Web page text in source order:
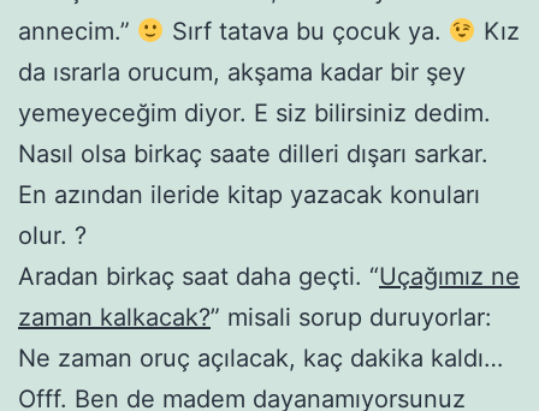
annecim.”
Sırf tatava bu çocuk ya.
Kız
da ısrarla orucum, akşama kadar bir şey
yemeyeceğim diyor. E siz bilirsiniz dedim.
Nasıl olsa birkaç saate dilleri dışarı sarkar.
En azından ileride kitap yazacak konuları
olur. ?
Aradan birkaç saat daha geçti. “Uçağımız ne
zaman kalkacak?” misali sorup duruyorlar:
Ne zaman oruç açılacak, kaç dakika kaldı…
Offf. Ben de madem dayanamıyorsunuz